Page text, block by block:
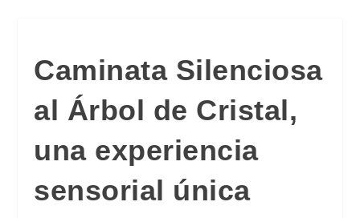
Caminata Silenciosa
al Árbol de Cristal,
una experiencia
sensorial única